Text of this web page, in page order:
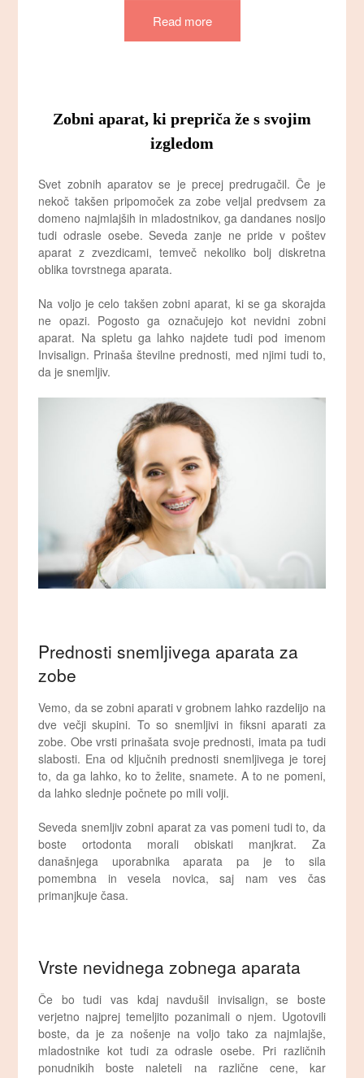
Read more
Zobni aparat, ki prepriča že s svojim
izgledom
Svet zobnih aparatov se je precej predrugačil. Če je
nekoč takšen pripomoček za zobe veljal predvsem za
domeno najmlajših in mladostnikov, ga dandanes nosijo
tudi odrasle osebe. Seveda zanje ne pride v poštev
aparat z zvezdicami, temveč nekoliko bolj diskretna
oblika tovrstnega aparata.
Na voljo je celo takšen zobni aparat, ki se ga skorajda
ne opazi. Pogosto ga označujejo kot nevidni zobni
aparat. Na spletu ga lahko najdete tudi pod imenom
Invisalign. Prinaša številne prednosti, med njimi tudi to,
da je snemljiv.
Prednosti snemljivega aparata za
zobe
Vemo, da se zobni aparati v grobnem lahko razdelijo na
dve večji skupini. To so snemljivi in fiksni aparati za
zobe. Obe vrsti prinašata svoje prednosti, imata pa tudi
slabosti. Ena od ključnih prednosti snemljivega je torej
to, da ga lahko, ko to želite, snamete. A to ne pomeni,
da lahko slednje počnete po mili volji.
Seveda snemljiv zobni aparat za vas pomeni tudi to, da
boste ortodonta morali obiskati manjkrat. Za
današnjega uporabnika aparata pa je to sila
pomembna in vesela novica, saj nam ves čas
primanjkuje časa.
Vrste nevidnega zobnega aparata
Če bo tudi vas kdaj navdušil invisalign, se boste
verjetno najprej temeljito pozanimali o njem. Ugotovili
boste, da je za nošenje na voljo tako za najmlajše,
mladostnike kot tudi za odrasle osebe. Pri različnih
ponudnikih boste naleteli na različne cene, kar